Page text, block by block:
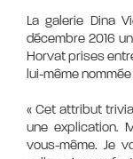
La galerie Dina
décembre 2016
Horvat prises
lui-même
« Cet attribut
une explication.
vous-même. Je